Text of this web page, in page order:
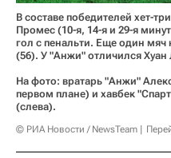
В составе победителей хет-
Промес (10-я, 14-я и 29-я
гол с пенальти. Еще один мяч
(56). У "Анжи" отличился Хуан
На фото: вратарь "Анжи"
первом плане) и хавбек
(слева).
© РИА Новости / NewsTeam